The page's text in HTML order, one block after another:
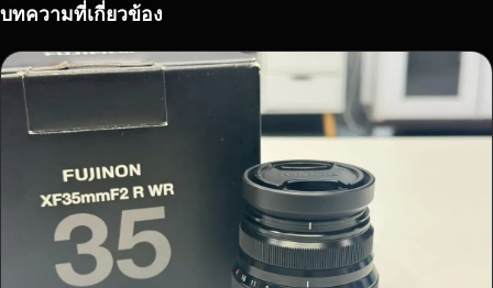
ดี
ริ
ไ
ว
ไ
ม่
มี
บทความที่เกี่ยวข้อง